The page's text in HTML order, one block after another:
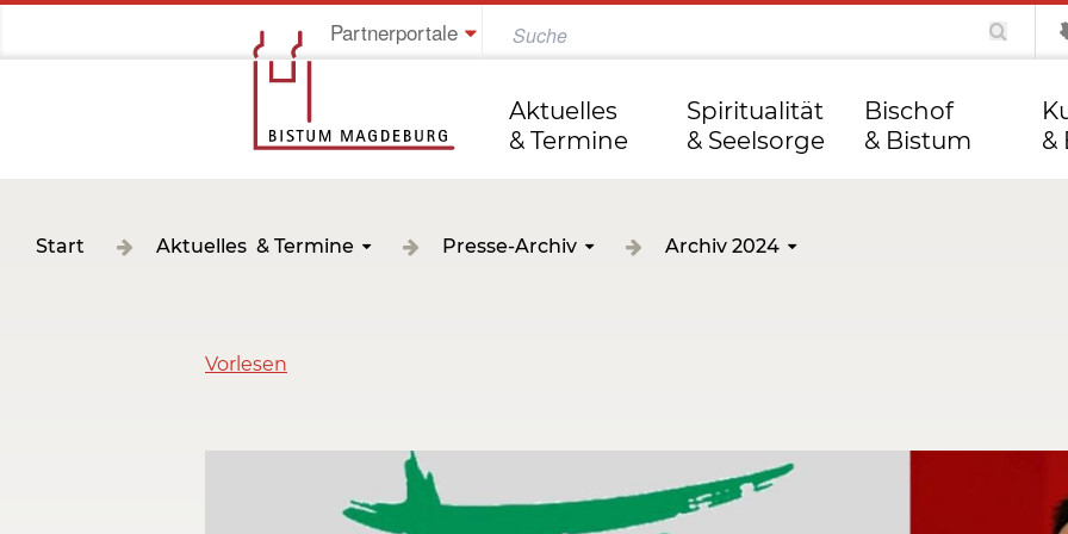
Jung im Bistum katholisch.de Tag des Herrn
Partnerportale
Aktuelles
& Termine
Spiritualität
& Seelsorge
Bischof
& Bistum
&
Start Aktuelles & Termine Presse-Archiv Archiv 2024
Vorlesen